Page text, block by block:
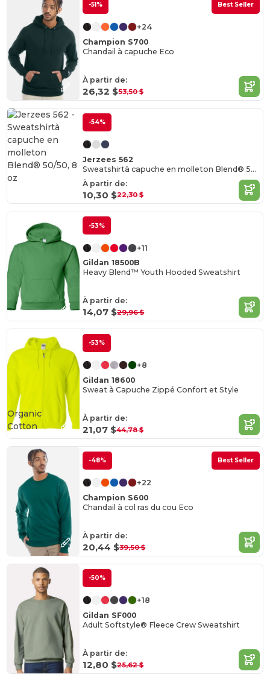
-51% Best Seller
+24
Champion S700
Chandail à capuche Eco
À partir de:
26,32 $53,50 $
-54%
Jerzees 562
Sweatshirtà capuche en molleton Blend® 50/50, 8 oz
À partir de:
10,30 $22,30 $
-53%
+11
Gildan 18500B
Heavy Blend™ Youth Hooded Sweatshirt
À partir de:
14,07 $29,96 $
-53%
+8
Gildan 18600
Sweat à Capuche Zippé Confort et Style
À partir de:
21,07 $44,78 $
Organic
Cotton
-48% Best Seller
+22
Champion S600
Chandail à col ras du cou Eco
À partir de:
20,44 $39,50 $
-50%
+18
Gildan SF000
Adult Softstyle® Fleece Crew Sweatshirt
À partir de:
12,80 $25,62 $